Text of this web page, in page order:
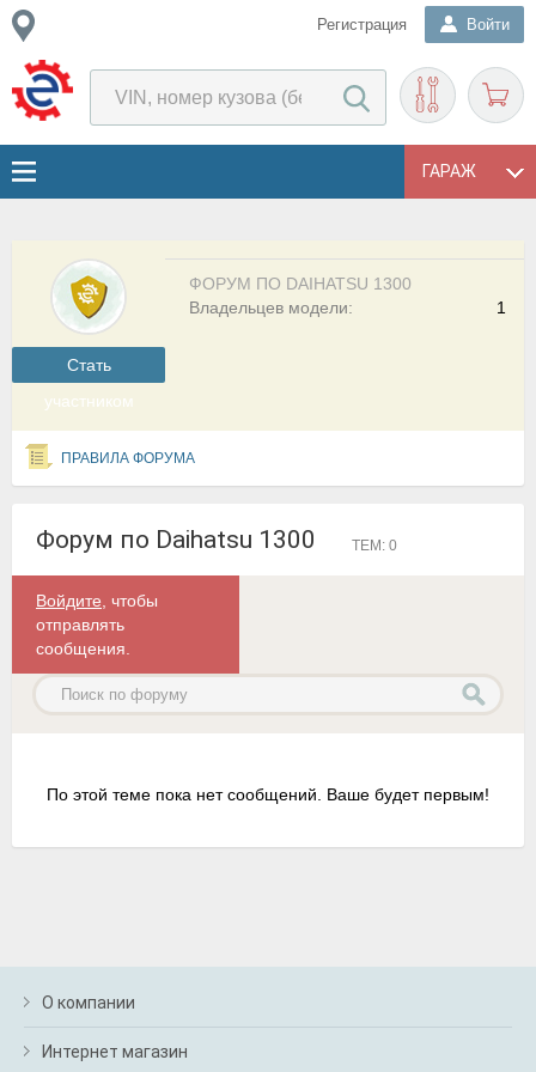
Регистрация Войти
ГАРАЖ
Cтать
участником
ФОРУМ ПО DAIHATSU 1300
1
Владельцев модели:
ПРАВИЛА ФОРУМА
Форум по Daihatsu 1300 ТЕМ: 0
Войдите , чтобы
отправлять
сообщения.
По этой теме пока нет сообщений. Ваше будет первым!
О компании
Интернет магазин